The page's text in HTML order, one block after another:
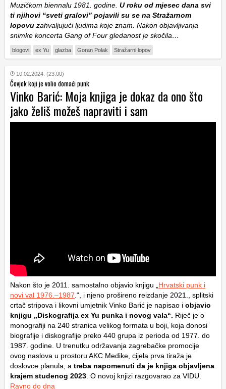
Muzičkom biennalu 1981. godine. U roku od mjesec dana svi
ti njihovi “sveti gralovi” pojavili su se na Stražarnom
lopovu zahvaljujući ljudima koje znam. Nakon objavljivanja
snimke koncerta Gang of Four gledanost je skočila…
blogovi ex Yu glazba Goran Polak Stražarni lopov
10.02.2024. (23:00)
Čovjek koji je volio domaći punk
Vinko Barić: Moja knjiga je dokaz da ono što
jako želiš možeš napraviti i sam
Nakon što je 2011. samostalno objavio knjigu „ Hrvatski punk i
novi val 1976.–1987 .“, i njeno prošireno reizdanje 2021., splitski
crtač stripova i likovni umjetnik Vinko Barić je napisao i objavio
knjigu „Diskografija ex Yu punka i novog vala“. Riječ je o
monografiji na 240 stranica velikog formata u boji, koja donosi
biografije i diskografije preko 440 grupa iz perioda od 1977. do
1987. godine. U trenutku održavanja zagrebačke promocije
ovog naslova u prostoru AKC Medike, cijela prva tiraža je
doslovce planula; a treba napomenuti da je knjiga objavljena
krajem studenog 2023 . O novoj knjizi razgovarao za VIDU.
Ravno do dna